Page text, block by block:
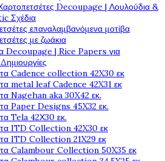
Decoupage | Λουλούδια &
Σχέδια
επαναλαμβανόμενα μοτίβα
με ζωάκια
Decoupage | Rice Papers για
Cadence collection 42X30 εκ
metal leaf Cadence 42X31 εκ
Nagehan aka 30X42 εκ.
Paper Designs 45X32 εκ.
Tela 42Χ30 εκ.
ITD Collection 42X30 εκ
ITD Collection 21X29 εκ
Calambour Collection 50X35 εκ